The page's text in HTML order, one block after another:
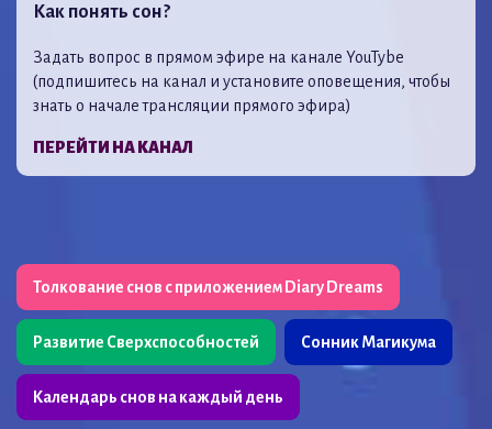
Как понять сон?
Задать вопрос в прямом эфире на канале YouTybe
(подпишитесь на канал и установите оповещения, чтобы
знать о начале трансляции прямого эфира)
ПЕРЕЙТИ НА КАНАЛ
Толкование снов с приложением Diary Dreams
Развитие Сверхспособностей Сонник Магикума
Календарь снов на каждый день